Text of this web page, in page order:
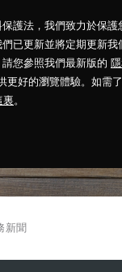
護法，我們致力於保護
已更新並將定期更新我
您參照我們最新版的
更好的瀏覽體驗。如需
裏。 NEW
新聞